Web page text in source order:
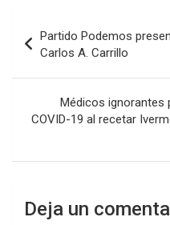
de
entradas
Partido Podemos
Carlos A. Carrillo
Médicos ignorantes
COVID-19 al recetar
Deja un